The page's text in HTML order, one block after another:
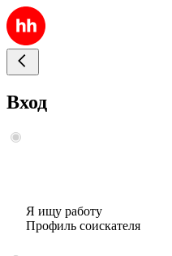
Вход
Я ищу работу
Профиль соискателя